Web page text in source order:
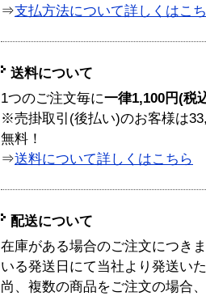
⇒支払方法について詳しくはこ
送料について
1つのご注文毎に一律1,100円(税
※売掛取引(後払い)のお客様は
無料！
⇒送料について詳しくはこちら
配送について
在庫がある場合のご注文につき
いる発送日にて当社より発送い
尚、複数の商品をご注文の場合